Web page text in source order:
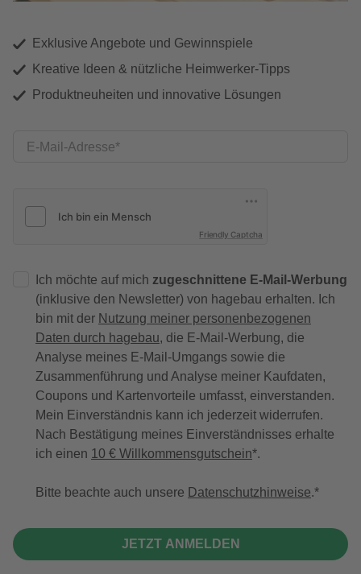
Exklusive Angebote und Gewinnspiele
Kreative Ideen & nützliche Heimwerker-Tipps
Produktneuheiten und innovative Lösungen
E-Mail-Adresse
Friendly Captcha
Ich möchte auf mich zugeschnittene E-Mail-Werbung
(inklusive den Newsletter) von hagebau erhalten. Ich
bin mit der Nutzung meiner personenbezogenen
Daten durch hagebau, die E-Mail-Werbung, die
Analyse meines E-Mail-Umgangs sowie die
Zusammenführung und Analyse meiner Kaufdaten,
Coupons und Kartenvorteile umfasst, einverstanden.
Mein Einverständnis kann ich jederzeit widerrufen.
Nach Bestätigung meines Einverständnisses erhalte
ich einen 10 € Willkommensgutschein*.
Bitte beachte auch unsere Datenschutzhinweise.
JETZT ANMELDEN